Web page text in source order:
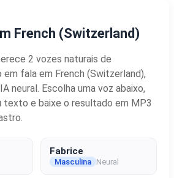
French (Switzerland)
2 vozes naturais de
fala em French (Switzerland),
neural. Escolha uma voz abaixo,
texto e baixe o resultado em MP3
Fabrice
Masculina Neural